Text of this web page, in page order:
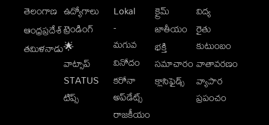
తెలంగాణ
ఆంధ్రప్రదేశ్
తమిళనాడు
ఉద్యోగాలు
ట్రెండింగ్
🌟
వాట్సాప్
STATUS
టిప్స్
Lokal
-
మగువ
వినోదం
కరోనా
అప్‌డేట్స్
రాజకీయం
క్రైమ్
జాతీయం
భక్తి
సమాచారం
క్లాసిఫైడ్స్
విద్య
రైతు
కుటుంబం
వాతావరణం
వ్యాపార
ప్రపంచం